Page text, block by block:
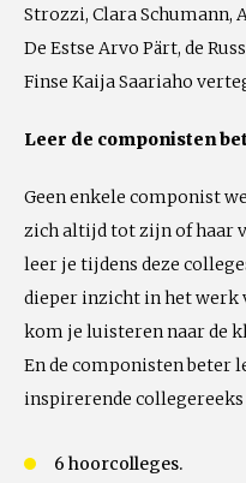
Strozzi, Clara Schumann,
De Estse Arvo Pärt, de
Finse Kaija Saariaho
Leer de componisten
Geen enkele componist
zich altijd tot zijn of haar
leer je tijdens deze
dieper inzicht in het werk
kom je luisteren naar de
En de componisten beter
inspirerende collegereeks
6 hoorcolleges.